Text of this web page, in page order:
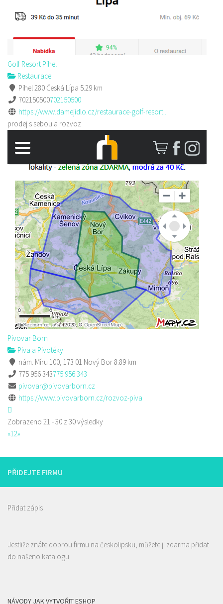
Golf Resort Pihel
Restaurace
Pihel 280 Česká Lípa 5.29 km
702150500702150500
https://www.damejidlo.cz/restaurace-golf-resort...
prodej s sebou a rozvoz
Pivovar Born
Piva a Pivotéky
nám. Míru 100, 173 01 Nový Bor8.89 km
775 956 343775 956 343
pivovar@pivovarborn.cz
https://www.pivovarborn.cz/rozvoz-piva
Zobrazeno 21 - 30 z 30 výsledky
«12»
PŘIDEJTE FIRMU
Přidat zápis
Jestliže znáte dobrou firmu na českolipsku, můžete ji zdarma přidat
do našeno katalogu
NÁVODY JAK VYTVOŘIT ESHOP